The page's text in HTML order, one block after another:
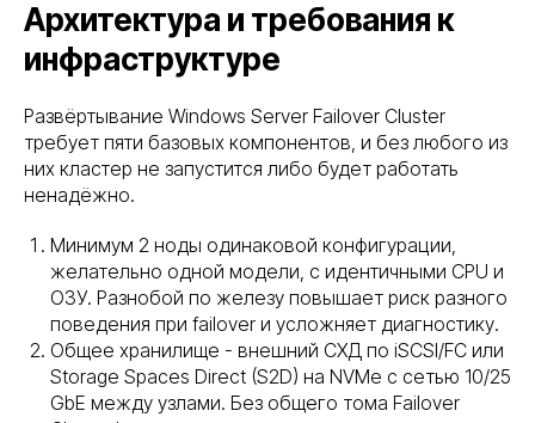
Архитектура и требования к
инфраструктуре
Развёртывание Windows Server Failover Cluster
требует пяти базовых компонентов, и без любого из
них кластер не запустится либо будет работать
ненадёжно.
Минимум 2 ноды одинаковой конфигурации,
желательно одной модели, с идентичными CPU и
ОЗУ. Разнобой по железу повышает риск разного
поведения при failover и усложняет диагностику.
Общее хранилище - внешний СХД по iSCSI/FC или
Storage Spaces Direct (S2D) на NVMe с сетью 10/25
GbE между узлами. Без общего тома Failover